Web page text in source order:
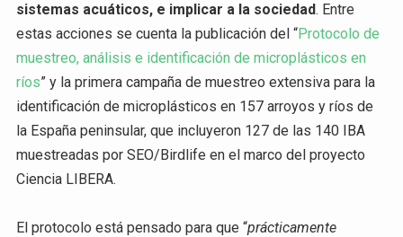
sistemas acuáticos, e implicar a la sociedad. Entre
estas acciones se cuenta la publicación del “Protocolo de
muestreo, análisis e identificación de microplásticos en
ríos” y la primera campaña de muestreo extensiva para la
identificación de microplásticos en 157 arroyos y ríos de
la España peninsular, que incluyeron 127 de las 140 IBA
muestreadas por SEO/Birdlife en el marco del proyecto
Ciencia LIBERA.
El protocolo está pensado para que “prácticamente